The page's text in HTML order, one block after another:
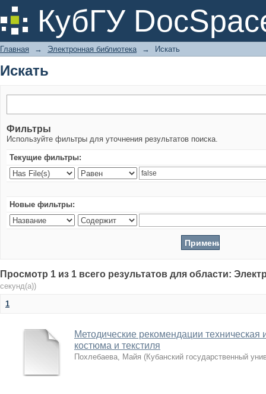
КубГУ
Искать
Главная → Электронная библиотека → Искать
Искать
Фильтры
Используйте фильтры для уточнения результатов поиска.
Текущие фильтры:
Новые фильтры:
Просмотр 1 из 1 всего результатов для области:
секунд(а))
1
Методические рекомендации техническая
костюма и текстиля
Похлебаева, Майя (Кубанский государственный